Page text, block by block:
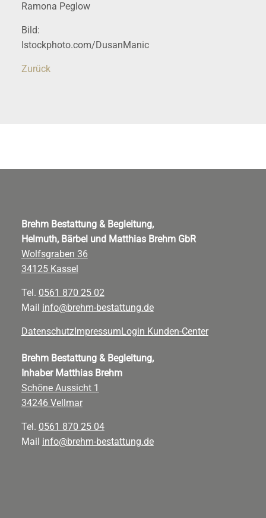
Ramona Peglow
Bild:
Istockphoto.com/DusanManic
Zurück
Brehm Bestattung & Begleitung,
Helmuth, Bärbel und Matthias Brehm GbR
Wolfsgraben 36
34125 Kassel
Tel. 0561 870 25 02
Mail info@brehm-bestattung.de
DatenschutzImpressumLogin Kunden-Center
Brehm Bestattung & Begleitung,
Inhaber Matthias Brehm
Schöne Aussicht 1
34246 Vellmar
Tel. 0561 870 25 04
Mail info@brehm-bestattung.de